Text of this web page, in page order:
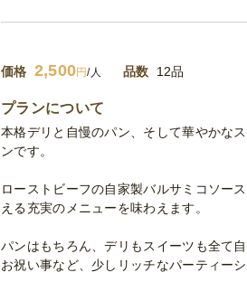
価格 2,500円/人 品数 12品
プランについて
本格デリと自慢のパン、そして華やかな
ンです。
ローストビーフの自家製バルサミコソー
える充実のメニューを味わえます。
パンはもちろん、デリもスイーツも全て
お祝い事など、少しリッチなパーティー